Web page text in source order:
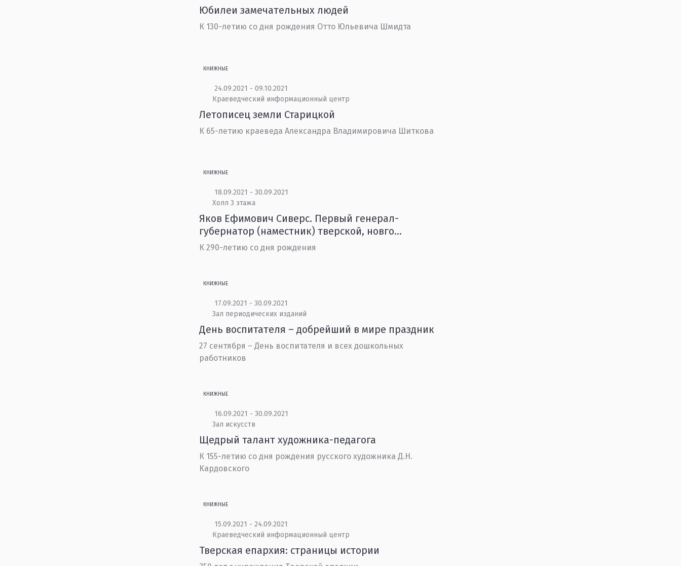
Юбилеи замечательных людей
К 130-летию со дня рождения Отто Юльевича Шмидта
КНИЖНЫЕ
24.09.2021 - 09.10.2021
Краеведческий информационный центр
Летописец земли Старицкой
К 65-летию краеведа Александра Владимировича Шиткова
КНИЖНЫЕ
18.09.2021 - 30.09.2021
Холл 3 этажа
Яков Ефимович Сиверс. Первый генерал-
губернатор (наместник) тверской, новго...
К 290-летию со дня рождения
КНИЖНЫЕ
17.09.2021 - 30.09.2021
Зал периодических изданий
День воспитателя – добрейший в мире праздник
27 сентября – День воспитателя и всех дошкольных
работников
КНИЖНЫЕ
16.09.2021 - 30.09.2021
Зал искусств
Щедрый талант художника-педагога
К 155-летию со дня рождения русского художника Д.Н.
Кардовского
КНИЖНЫЕ
15.09.2021 - 24.09.2021
Краеведческий информационный центр
Тверская епархия: страницы истории